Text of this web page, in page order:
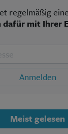
regelmäßig
dafür mit Ihrer
Anmelden
Meist gelesen